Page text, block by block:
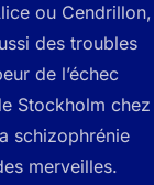
ou Cendrillon,
des troubles
de l’échec
Stockholm chez
schizophrénie
merveilles.